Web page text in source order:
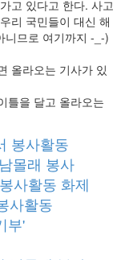
고 있다고 한다. 사고
리 국민들이 대신 해
니므로 여기까지 -_-)
올라오는 기사가 있
틀을 달고 올라오는
봉사활동
몰래 봉사
사활동 화제
사활동
부'